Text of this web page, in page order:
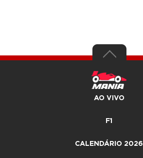
AO VIVO
F1
CALENDÁRIO 2026